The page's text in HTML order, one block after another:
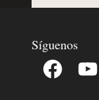
Síguenos
Facebook